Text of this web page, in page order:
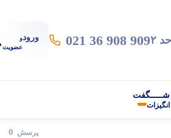
021 36 908 909 ورودو
عضویت
شـــــگفت
انگیزات
پرسش 0